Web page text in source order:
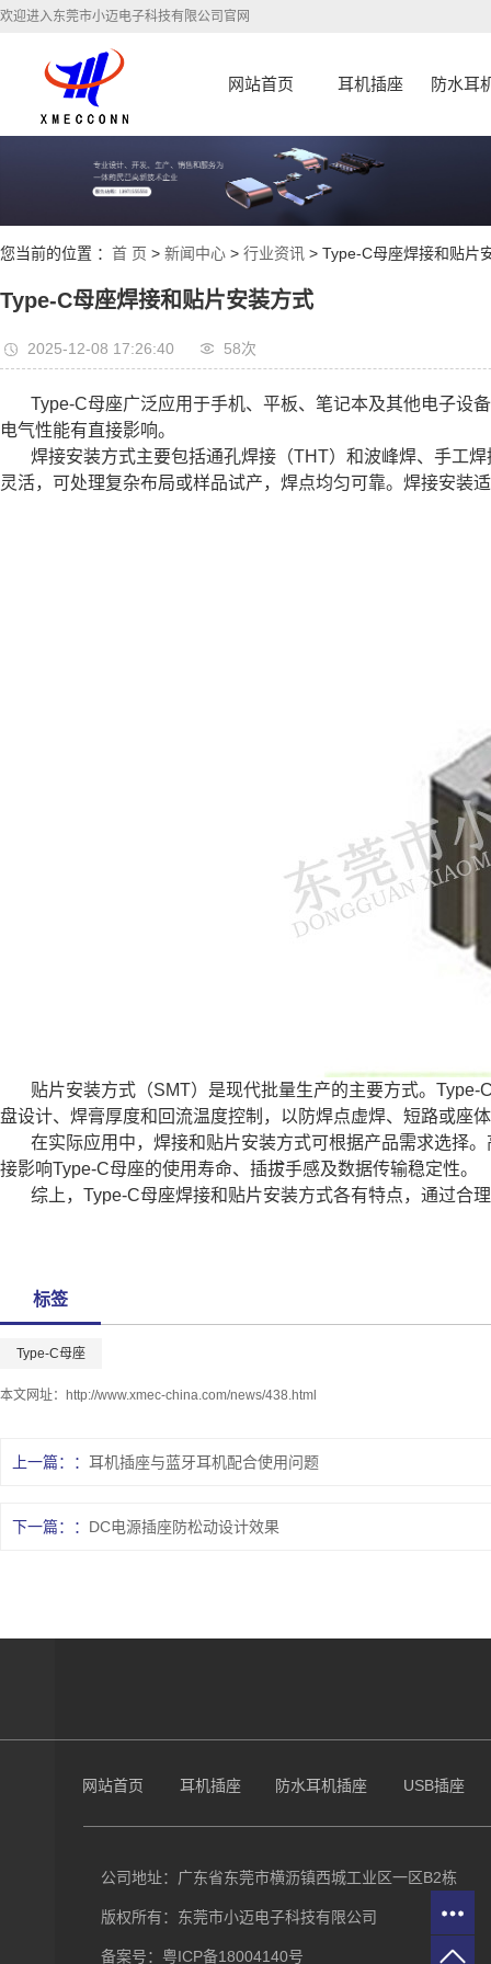
欢迎进入东莞市小迈电子科技有限公司官网
网站首页 耳机插座 防水耳
您当前的位置 ： 首 页 > 新闻中心 > 行业资讯 > Type-C母座焊接和贴片
Type-C母座焊接和贴片安装方式
2025-12-08 17:26:40 58次
Type-C母座广泛应用于手机、平板、笔记本及其他电子设
电气性能有直接影响。
焊接安装方式主要包括通孔焊接（THT）和波峰焊、手工
灵活，可处理复杂布局或样品试产，焊点均匀可靠。焊接安装
贴片安装方式（SMT）是现代批量生产的主要方式。
盘设计、焊膏厚度和回流温度控制，以防焊点虚焊、短路或座
在实际应用中，焊接和贴片安装方式可根据产品需求选择
接影响Type-C母座的使用寿命、插拔手感及数据传输稳定性。
综上，Type-C母座焊接和贴片安装方式各有特点，通过合
标签
Type-C母座
本文网址： http://www.xmec-china.com/news/438.html
上一篇： 耳机插座与蓝牙耳机配合使用问题
下一篇： DC电源插座防松动设计效果
网站首页 耳机插座 防水耳机插座 USB插座
公司地址：广东省东莞市横沥镇西城工业区一区B2栋
版权所有：东莞市小迈电子科技有限公司
备案号： 粤ICP备18004140号